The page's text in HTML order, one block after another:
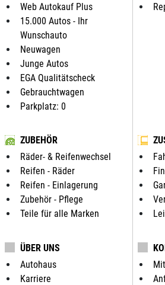
Web Autokauf Plus
15.000 Autos - Ihr
Wunschauto
Neuwagen
Junge Autos
EGA Qualitätscheck
Gebrauchtwagen
Parkplatz: 0
ZUBEHÖR
Räder- & Reifenwechsel
Reifen - Räder
Reifen - Einlagerung
Zubehör - Pflege
Teile für alle Marken
ÜBER UNS
Autohaus
Karriere